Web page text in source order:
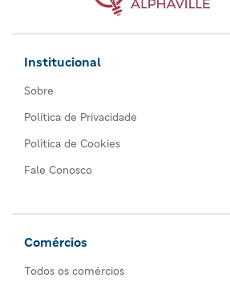
Institucional
Sobre
Política de Privacidade
Política de Cookies
Fale Conosco
Comércios
Todos os comércios